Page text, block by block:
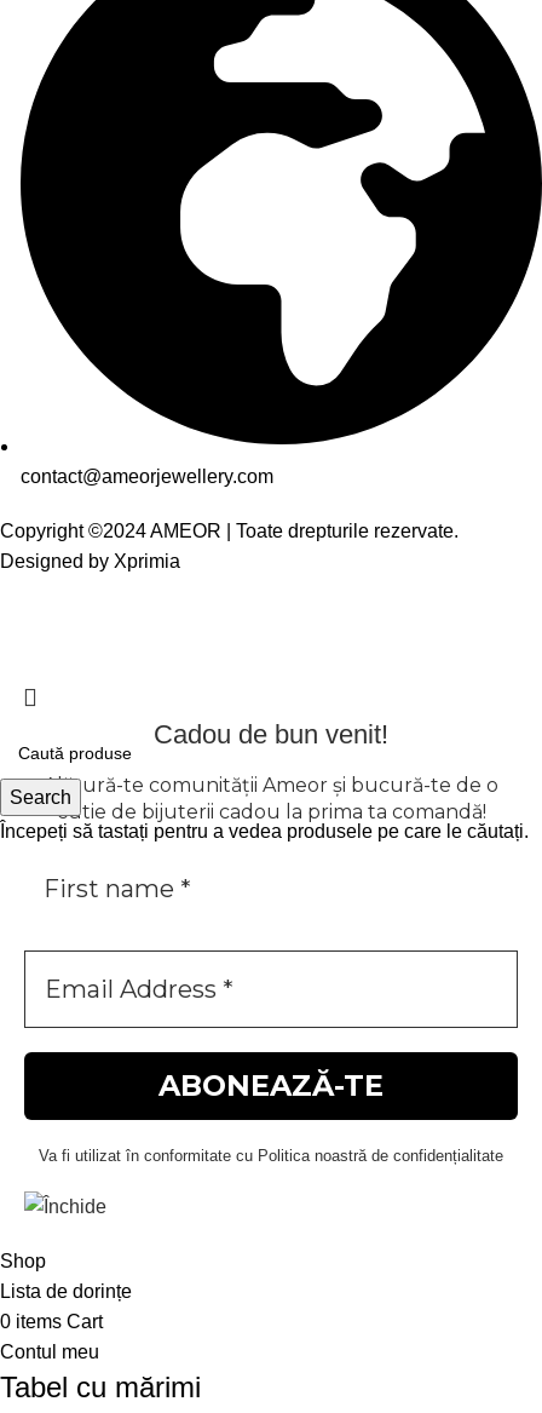
contact@ameorjewellery.com
Copyright ©2024 AMEOR | Toate drepturile rezervate.
Designed by Xprimia
Search
Începeți să tastați pentru a vedea produsele pe care le căutați.
Cadou de bun venit!
Alătură-te comunității Ameor și bucură-te de o
cutie de bijuterii cadou la prima ta comandă!
Va fi utilizat în conformitate cu Politica noastră de confidențialitate
Shop
Lista de dorințe
0 items Cart
Contul meu
Tabel cu mărimi